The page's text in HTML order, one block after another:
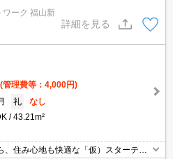
なくてよくなる宅配ボックスを共用
室乾燥機が付いているので、湿気を除
できます。
ワーク 福山新
詳細を見る
(管理費等：4,000円)
礼
なし
43.21m²
住み心地も快適な「仮）スターテラ